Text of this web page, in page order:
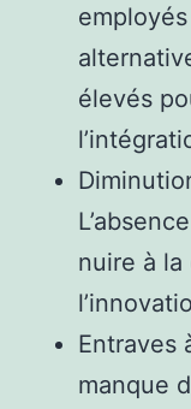
élevés
nuire à
Entraves
manque